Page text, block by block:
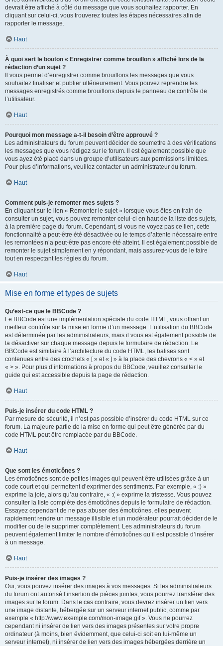
devrait être affiché à côté du message que vous souhaitez rapporter. En
cliquant sur celui-ci, vous trouverez toutes les étapes nécessaires afin de
rapporter le message.
Haut
À quoi sert le bouton « Enregistrer comme brouillon » affiché lors de la
rédaction d’un sujet ?
Il vous permet d’enregistrer comme brouillons les messages que vous
souhaitez finaliser et publier ultérieurement. Vous pouvez reprendre les
messages enregistrés comme brouillons depuis le panneau de contrôle de
l’utilisateur.
Haut
Pourquoi mon message a-t-il besoin d’être approuvé ?
Les administrateurs du forum peuvent décider de soumettre à des vérifications
les messages que vous rédigez sur le forum. Il est également possible que
vous ayez été placé dans un groupe d’utilisateurs aux permissions limitées.
Pour plus d’informations, veuillez contacter un administrateur du forum.
Haut
Comment puis-je remonter mes sujets ?
En cliquant sur le lien « Remonter le sujet » lorsque vous êtes en train de
consulter un sujet, vous pouvez remonter celui-ci en haut de la liste des sujets,
à la première page du forum. Cependant, si vous ne voyez pas ce lien, cette
fonctionnalité a peut-être été désactivée ou le temps d’attente nécessaire entre
les remontées n’a peut-être pas encore été atteint. Il est également possible de
remonter le sujet simplement en y répondant, mais assurez-vous de le faire
tout en respectant les règles du forum.
Haut
Mise en forme et types de sujets
Qu’est-ce que le BBCode ?
Le BBCode est une implémentation spéciale du code HTML, vous offrant un
meilleur contrôle sur la mise en forme d’un message. L’utilisation du BBCode
est déterminée par les administrateurs, mais il vous est également possible de
la désactiver sur chaque message depuis le formulaire de rédaction. Le
BBCode est similaire à l’architecture du code HTML, les balises sont
contenues entre des crochets « [ » et « ] » à la place des chevrons « < » et
« > ». Pour plus d’informations à propos du BBCode, veuillez consulter le
guide qui est accessible depuis la page de rédaction.
Haut
Puis-je insérer du code HTML ?
Par mesure de sécurité, il n’est pas possible d’insérer du code HTML sur ce
forum. La majeure partie de la mise en forme qui peut être générée par du
code HTML peut être remplacée par du BBCode.
Haut
Que sont les émoticônes ?
Les émoticônes sont de petites images qui peuvent être utilisées grâce à un
code court et qui permettent d’exprimer des sentiments. Par exemple, « :) »
exprime la joie, alors qu’au contraire, « :( » exprime la tristesse. Vous pouvez
consulter la liste complète des émoticônes depuis le formulaire de rédaction.
Essayez cependant de ne pas abuser des émoticônes, elles peuvent
rapidement rendre un message illisible et un modérateur pourrait décider de le
modifier ou de le supprimer complètement. Les administrateurs du forum
peuvent également limiter le nombre d’émoticônes qu’il est possible d’insérer
à un message.
Haut
Puis-je insérer des images ?
Oui, vous pouvez insérer des images à vos messages. Si les administrateurs
du forum ont autorisé l’insertion de pièces jointes, vous pourrez transférer des
images sur le forum. Dans le cas contraire, vous devrez insérer un lien vers
une image distante, hébergée sur un serveur internet public, comme par
exemple « http://www.exemple.com/mon-image.gif ». Vous ne pourrez
cependant ni insérer de lien vers des images présentes sur votre propre
ordinateur (à moins, bien évidemment, que celui-ci soit en lui-même un
serveur internet), ni insérer de lien vers des images hébergées derrière un